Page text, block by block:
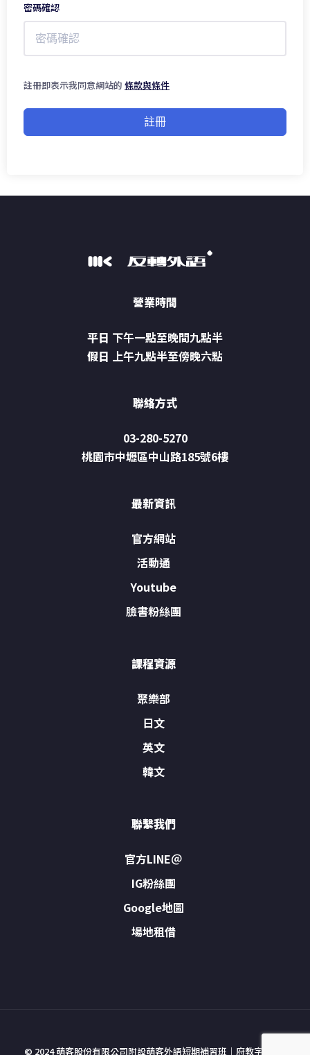
密碼確認
註冊即表示我同意網站的 條款與條件
註冊
營業時間
平日 下午一點至晚間九點半
假日 上午九點半至傍晚六點
聯絡方式
03-280-5270
桃園市中壢區中山路185號6樓
最新資訊
官方網站
活動通
Youtube
臉書粉絲團
課程資源
聚樂部
日文
英文
韓文
聯繫我們
官方LINE＠
IG粉絲團
Google地圖
場地租借
© 2024 萌客股份有限公司附設萌客外語短期補習班｜府教字號